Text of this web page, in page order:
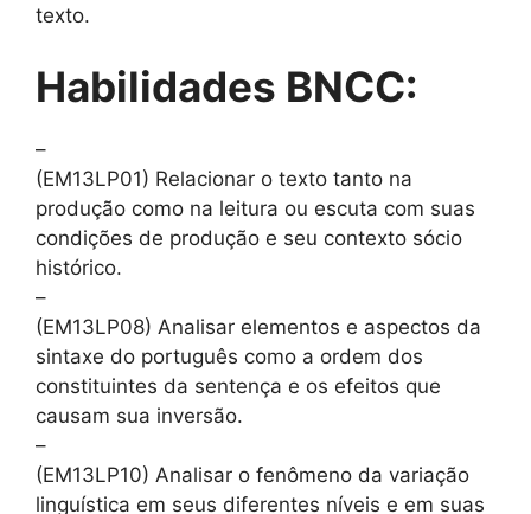
texto.
Habilidades BNCC:
–
(EM13LP01) Relacionar o texto tanto na
produção como na leitura ou escuta com suas
condições de produção e seu contexto sócio
histórico.
–
(EM13LP08) Analisar elementos e aspectos da
sintaxe do português como a ordem dos
constituintes da sentença e os efeitos que
causam sua inversão.
–
(EM13LP10) Analisar o fenômeno da variação
linguística em seus diferentes níveis e em suas